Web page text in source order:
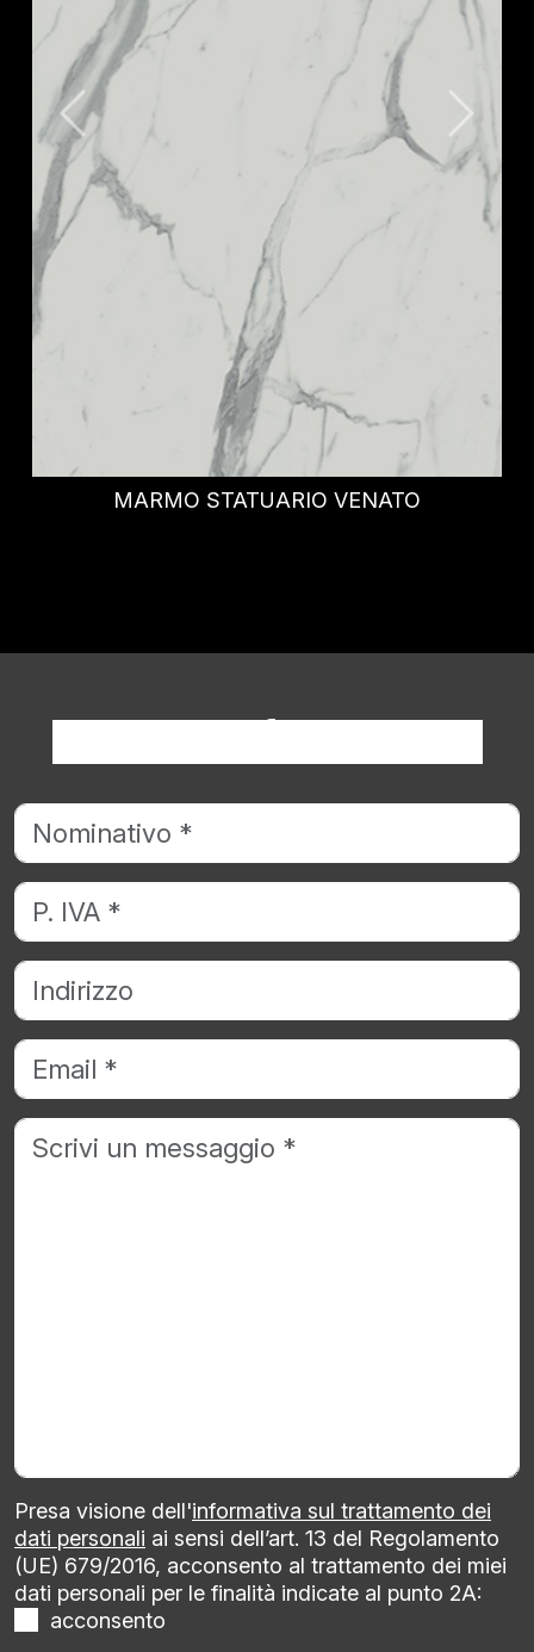
IDRIS
Richiedi informazioni
Presa visione dell'informativa sul trattamento dei
dati personali ai sensi dell’art. 13 del Regolamento
(UE) 679/2016, acconsento al trattamento dei miei
dati personali per le finalità indicate al punto 2A:
acconsento